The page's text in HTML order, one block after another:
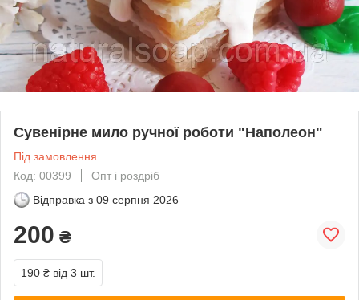
Сувенірне мило ручної роботи "Наполеон"
Під замовлення
Код: 00399
Опт і роздріб
Відправка з 09 серпня 2026
200 ₴
190 ₴ від 3 шт.